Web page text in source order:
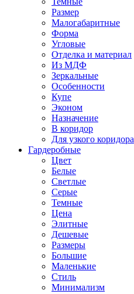
Размер
Малогабаритные
Форма
Угловые
Отделка и материал
Из МДФ
Зеркальные
Особенности
Купе
Эконом
Назначение
В коридор
Для узкого коридора
Гардеробные
Цвет
Белые
Светлые
Серые
Темные
Цена
Элитные
Дешевые
Размеры
Большие
Маленькие
Стиль
Минимализм